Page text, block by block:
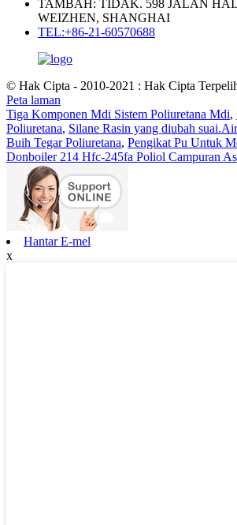
TAMBAH: TIDAK. 598 JALAN
WEIZHEN, SHANGHAI
TEL:+86-21-60570688
© Hak Cipta - 2010-2021 : Hak Cipta
Peta laman
Tiga Komponen Mdi Sistem Poliuretana Mdi,
Poliuretana, Silane Rasin yang diubah
Buih Tegar Poliuretana, Pengikat Pu Untuk
Donboiler 214 Hfc-245fa Poliol Campuran
Hantar E-mel
x